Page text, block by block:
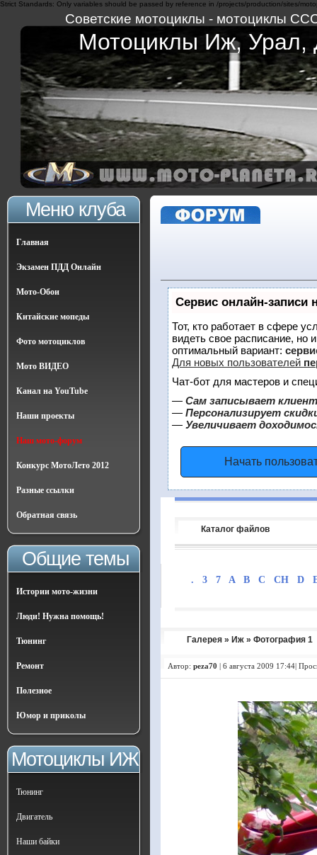
Strict Standards: Only variables should be passed by reference in /projects/production/sites/
Советские мотоциклы - мотоциклы
Мотоциклы Иж, Урал,
Меню клуба
Главная
Экзамен ПДД Онлайн
Мото-Обои
Китайские мопеды
Фото мотоциклов
Мото ВИДЕО
Канал на YouTube
Наши проекты
Наш мото-форум
Конкурс МотоЛето 2012
Разные ссылки
Обратная связь
Общие темы
Истории мото-жизни
Люди! Нужна помощь!
Тюнинг
Ремонт
Полезное
Юмор и приколы
Мотоциклы ИЖ
Тюнинг
Двигатель
Наши байки
Сервис онлайн-записи
Тот, кто работает в сфере
видеть свое расписание,
оптимальный вариант:
Для новых пользователей
Чат-бот для мастеров и
— Сам записывает
— Персонализирует
— Увеличивает
Начать
Каталог файлов
. 3 7 A B C CH D
Галерея » Иж » Фотография 1
Автор: peza70 | 6 августа 2009 17:44|